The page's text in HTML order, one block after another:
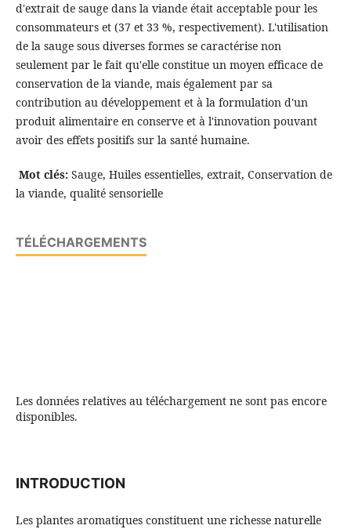
d'extrait de sauge dans la viande était acceptable pour les
consommateurs et (37 et 33 %, respectivement). L'utilisation
de la sauge sous diverses formes se caractérise non
seulement par le fait qu'elle constitue un moyen efficace de
conservation de la viande, mais également par sa
contribution au développement et à la formulation d'un
produit alimentaire en conserve et à l'innovation pouvant
avoir des effets positifs sur la santé humaine.
Mot clés:Sauge, Huiles essentielles, extrait, Conservation de
la viande, qualité sensorielle
TÉLÉCHARGEMENTS
Les données relatives au téléchargement ne sont pas encore
disponibles.
INTRODUCTION
Les plantes aromatiques constituent une richesse naturelle